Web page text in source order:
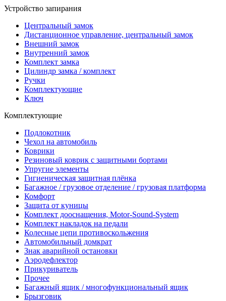
Устройство запирания
Центральный замок
Дистанционное управление, центральный замок
Внешний замок
Внутренний замок
Комплект замка
Цилиндр замка / комплект
Ручки
Комплектующие
Ключ
Комплектующие
Подлокотник
Чехол на автомобиль
Коврики
Резиновый коврик с защитными бортами
Упругие элементы
Гигиеническая защитная плёнка
Багажное / грузовое отделение / грузовая платформа
Комфорт
Защита от куницы
Комплект дооснащения, Motor-Sound-System
Комплект накладок на педали
Колесные цепи противоскольжения
Автомобильный домкрат
Знак аварийной остановки
Аэродефлектор
Прикуриватель
Прочее
Багажный ящик / многофункциональный ящик
Брызговик